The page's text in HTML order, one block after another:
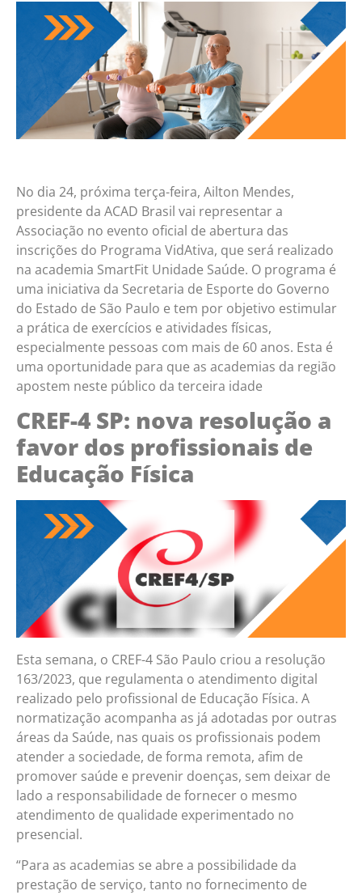
No dia 24, próxima terça-feira, Ailton Mendes,
presidente da ACAD Brasil vai representar a
Associação no evento oficial de abertura das
inscrições do Programa VidAtiva, que será realizado
na academia SmartFit Unidade Saúde. O programa é
uma iniciativa da Secretaria de Esporte do Governo
do Estado de São Paulo e tem por objetivo estimular
a prática de exercícios e atividades físicas,
especialmente pessoas com mais de 60 anos. Esta é
uma oportunidade para que as academias da região
apostem neste público da terceira idade
CREF-4 SP: nova resolução a
favor dos profissionais de
Educação Física
Esta semana, o CREF-4 São Paulo criou a resolução
163/2023, que regulamenta o atendimento digital
realizado pelo profissional de Educação Física. A
normatização acompanha as já adotadas por outras
áreas da Saúde, nas quais os profissionais podem
atender a sociedade, de forma remota, afim de
promover saúde e prevenir doenças, sem deixar de
lado a responsabilidade de fornecer o mesmo
atendimento de qualidade experimentado no
presencial.
“Para as academias se abre a possibilidade da
prestação de serviço, tanto no fornecimento de